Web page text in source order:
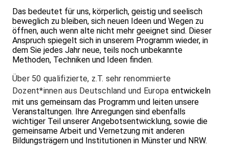
Das bedeutet für uns, körperlich, geistig und seelisch
beweglich zu bleiben, sich neuen Ideen und Wegen zu
öffnen, auch wenn alte nicht mehr geeignet sind. Dieser
Anspruch spiegelt sich in unserem Programm wieder, in
dem Sie jedes Jahr neue, teils noch unbekannte
Methoden, Techniken und Ideen finden.
Über 50 qualifizierte, z.T. sehr renommierte
Dozent*innen aus Deutschland und Europa entwickeln
mit uns gemeinsam das Programm und leiten unsere
Veranstaltungen. Ihre Anregungen sind ebenfalls
wichtiger Teil unserer Angebotsentwicklung, sowie die
gemeinsame Arbeit und Vernetzung mit anderen
Bildungsträgern und Institutionen in Münster und NRW.